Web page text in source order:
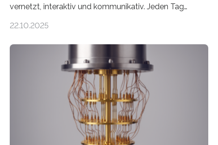
vernetzt, interaktiv und kommunikativ. Jeden Tag
oft von Autor*innen, die eng zusammenarbeiten. Neue
werden schnell weiterentwickelt. Dies ist der Alltag in
der Forschung der Quantentheorie, die dieses Jahr 100
Jahre alt geworden ist, weshalb die UNESCO 2025 zum
Internationalen Jahr der Quantenwissenschaft und -
technologie ausgerufen hat. Doch nun hat eine
internationale Forschungsgruppe um den
22.10.2025